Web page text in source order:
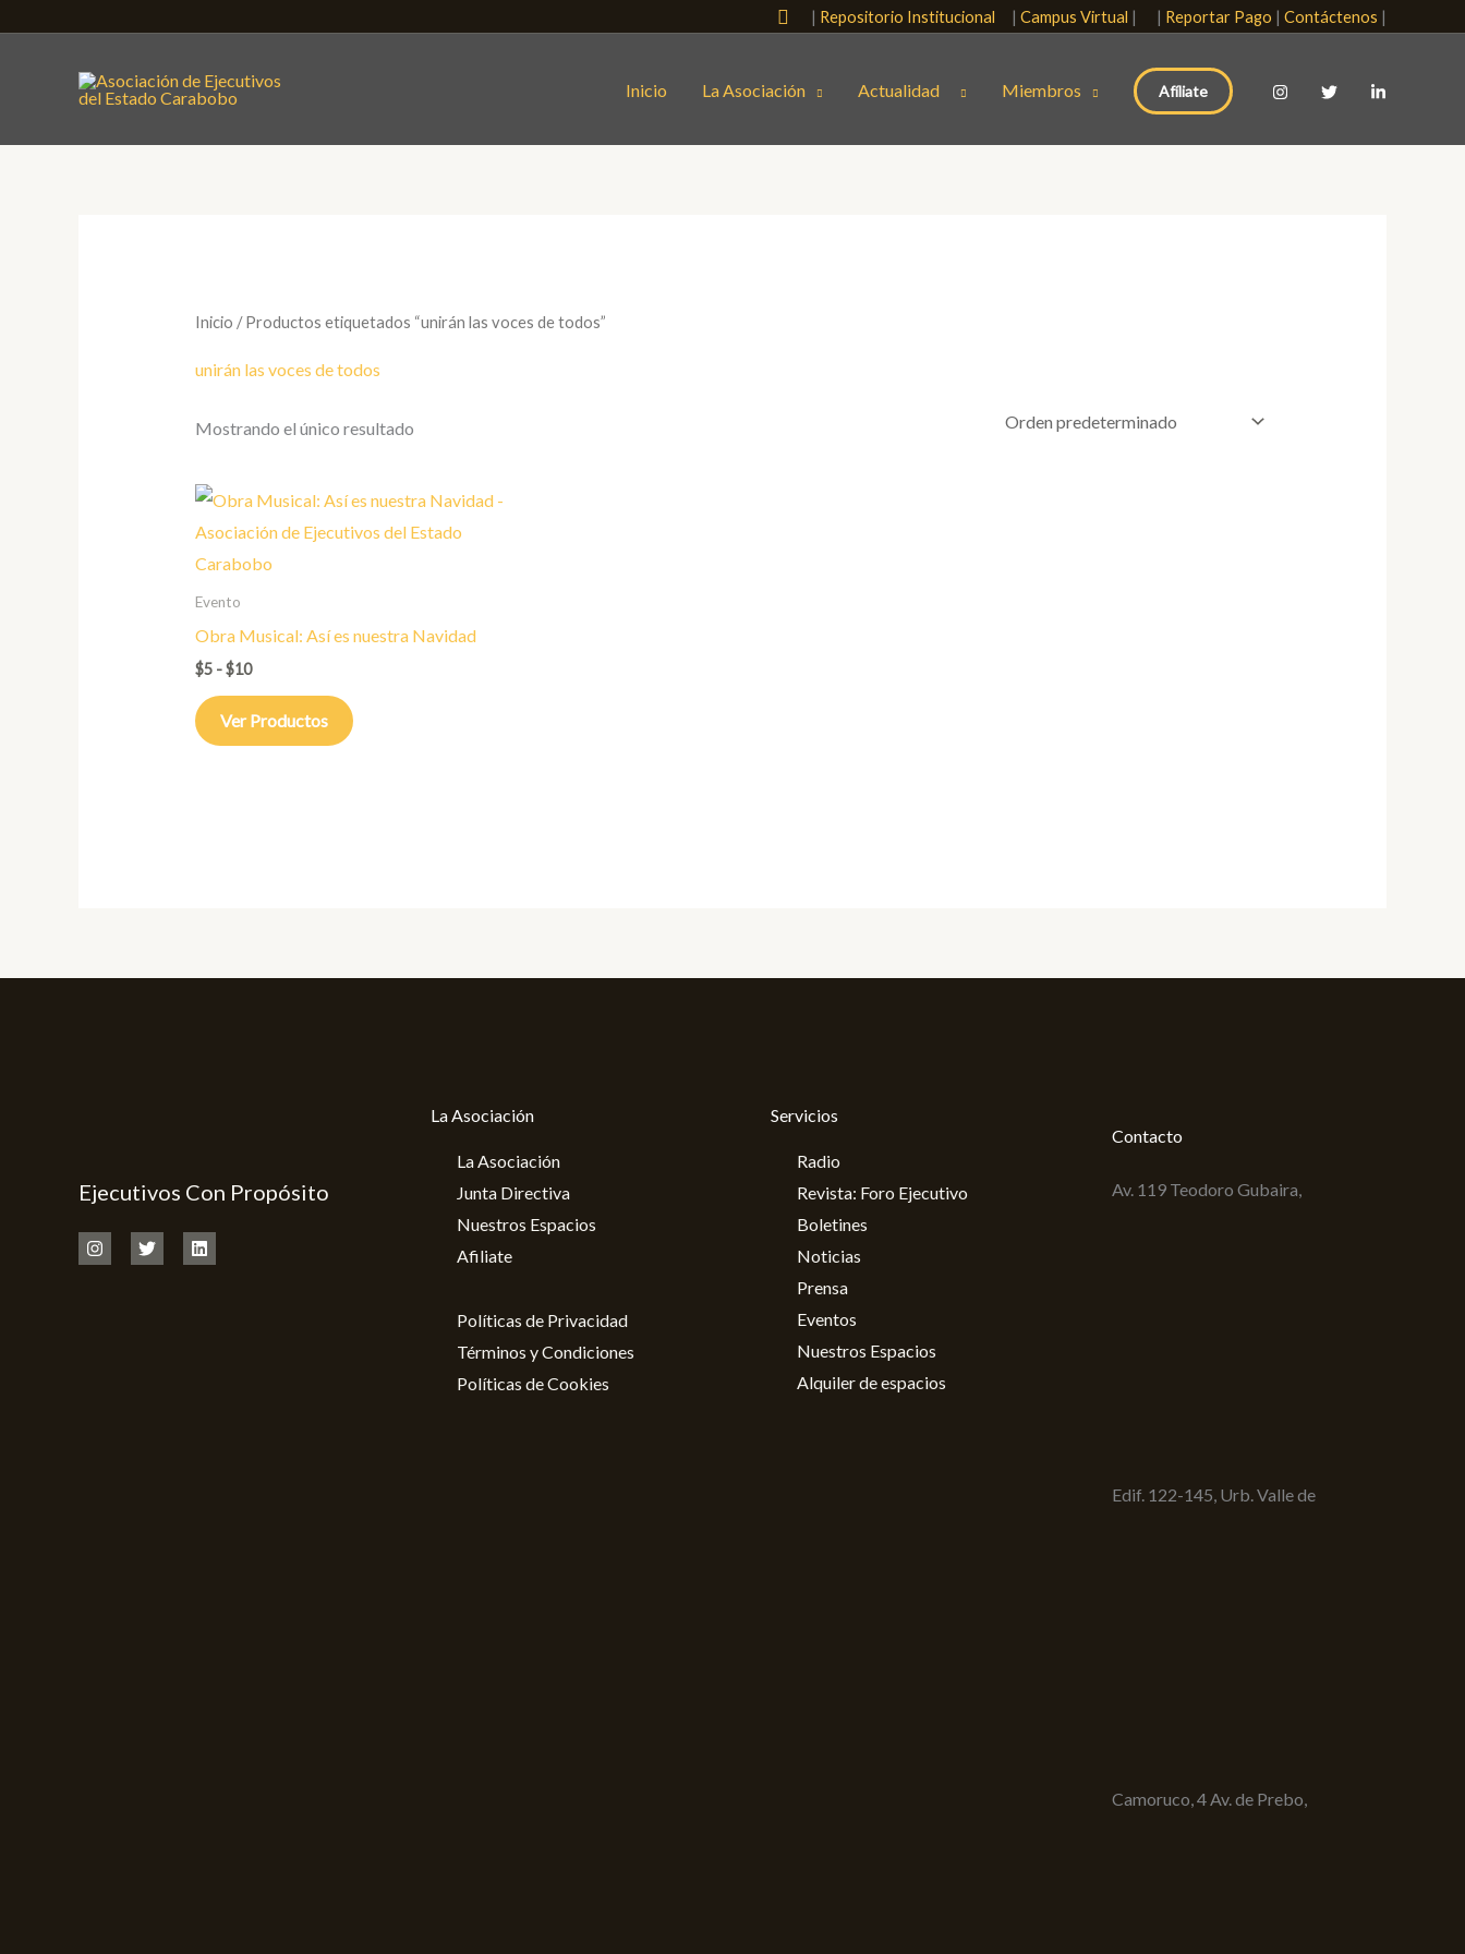
Buscar
| Repositorio Institucional | Campus Virtual | | Reportar Pago | Contáctenos |
Inicio La Asociación Actualidad Miembros Afíliate
Inicio / Productos etiquetados “unirán las voces de todos”
unirán las voces de todos
Mostrando el único resultado
Evento
Obra Musical: Así es nuestra Navidad
$5 -$10
Rango
de
precios:
$5
Ver Productos
Ejecutivos Con Propósito
La Asociación
La Asociación
Junta Directiva
Nuestros Espacios
Afiliate
Políticas de Privacidad
Términos y Condiciones
Políticas de Cookies
Servicios
Radio
Revista: Foro Ejecutivo
Boletines
Noticias
Prensa
Eventos
Nuestros Espacios
Alquiler de espacios
Contacto
Av. 119 Teodoro Gubaira,
Edif. 122-145, Urb. Valle de
Camoruco, 4 Av. de Prebo,